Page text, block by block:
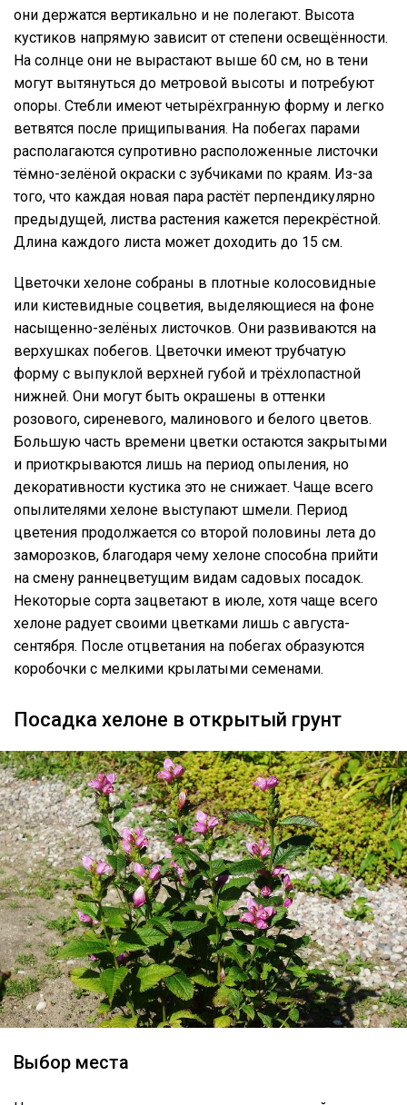
они держатся вертикально и не полегают. Высота
кустиков напрямую зависит от степени освещённости.
На солнце они не вырастают выше 60 см, но в тени
могут вытянуться до метровой высоты и потребуют
опоры. Стебли имеют четырёхгранную форму и легко
ветвятся после прищипывания. На побегах парами
располагаются супротивно расположенные листочки
тёмно-зелёной окраски с зубчиками по краям. Из-за
того, что каждая новая пара растёт перпендикулярно
предыдущей, листва растения кажется перекрёстной.
Длина каждого листа может доходить до 15 см.
Цветочки хелоне собраны в плотные колосовидные
или кистевидные соцветия, выделяющиеся на фоне
насыщенно-зелёных листочков. Они развиваются на
верхушках побегов. Цветочки имеют трубчатую
форму с выпуклой верхней губой и трёхлопастной
нижней. Они могут быть окрашены в оттенки
розового, сиреневого, малинового и белого цветов.
Большую часть времени цветки остаются закрытыми
и приоткрываются лишь на период опыления, но
декоративности кустика это не снижает. Чаще всего
опылителями хелоне выступают шмели. Период
цветения продолжается со второй половины лета до
заморозков, благодаря чему хелоне способна прийти
на смену раннецветущим видам садовых посадок.
Некоторые сорта зацветают в июле, хотя чаще всего
хелоне радует своими цветками лишь с августа-
сентября. После отцветания на побегах образуются
коробочки с мелкими крылатыми семенами.
Посадка хелоне в открытый грунт
Выбор места